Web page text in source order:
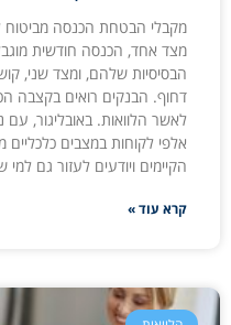
מקבלי הבטחת הכנסה מביטוח
מצד אחד, הכנסה חודשית
הבסיסיות שלהם, ומצד שני,
דחוף. הבנקים רואים בקצבה
לאשר הלוואות. באובליגור, עם
אלפי לקוחות במצבים כלכליים
הקיימים ויודעים לעזור גם
קרא עוד »